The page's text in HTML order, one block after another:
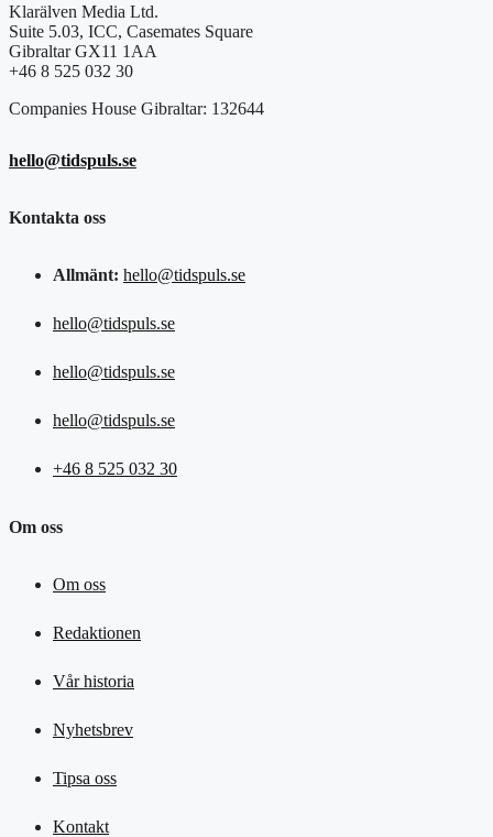
Klarälven Media Ltd.
Suite 5.03, ICC, Casemates Square
Gibraltar GX11 1AA
+46 8 525 032 30
Companies House Gibraltar: 132644
hello@tidspuls.se
Kontakta oss
Allmänt: hello@tidspuls.se
hello@tidspuls.se
hello@tidspuls.se
hello@tidspuls.se
+46 8 525 032 30
Om oss
Om oss
Redaktionen
Vår historia
Nyhetsbrev
Tipsa oss
Kontakt